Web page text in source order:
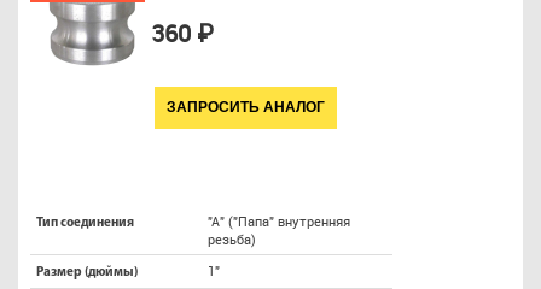
360 ₽
ЗАПРОСИТЬ АНАЛОГ
Тип соединения
"A" ("Папа" внутренняя
резьба)
Размер (дюймы) 1"